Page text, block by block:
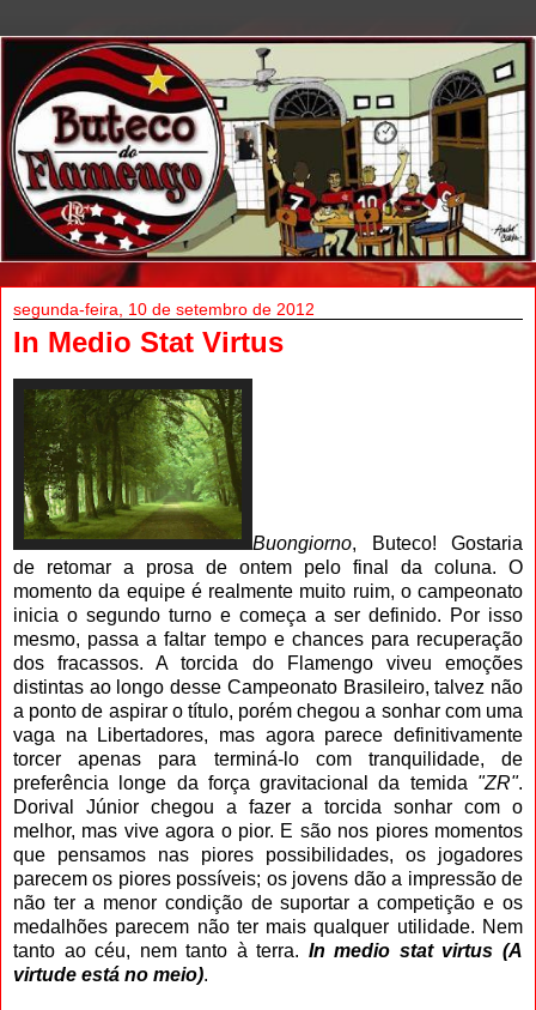
segunda-feira, 10 de setembro de 2012
In Medio Stat Virtus
Buongiorno, Buteco! Gostaria
de retomar a prosa de ontem pelo final da coluna. O
momento da equipe é realmente muito ruim, o campeonato
inicia o segundo turno e começa a ser definido. Por isso
mesmo, passa a faltar tempo e chances para recuperação
dos fracassos. A torcida do Flamengo viveu emoções
distintas ao longo desse Campeonato Brasileiro, talvez não
a ponto de aspirar o título, porém chegou a sonhar com uma
vaga na Libertadores, mas agora parece definitivamente
torcer apenas para terminá-lo com tranquilidade, de
preferência longe da força gravitacional da temida "ZR".
Dorival Júnior chegou a fazer a torcida sonhar com o
melhor, mas vive agora o pior. E são nos piores momentos
que pensamos nas piores possibilidades, os jogadores
parecem os piores possíveis; os jovens dão a impressão de
não ter a menor condição de suportar a competição e os
medalhões parecem não ter mais qualquer utilidade. Nem
tanto ao céu, nem tanto à terra. In medio stat virtus (A
virtude está no meio).